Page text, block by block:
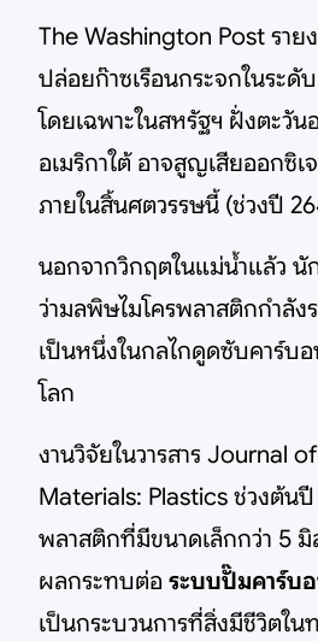
The Washington Post ราย
ปล่อยก๊าซเรือนกระจกในระ
โดยเฉพาะในสหรัฐฯ ฝั่งตะวั
อเมริกาใต้ อาจสูญเสียออกซิ
ภายในสิ้นศตวรรษนี้ (ช่วงปี
นอกจากวิกฤตในแม่น้ำแล้ว นั
ว่ามลพิษไมโครพลาสติกกำลั
เป็นหนึ่งในกลไกดูดซับคาร์บ
โลก
งานวิจัยในวารสาร Journal
Materials: Plastics ช่วงต้นปี
พลาสติกที่มีขนาดเล็กกว่า 5 มิ
ผลกระทบต่อ ระบบปั๊มคาร์บ
เป็นกระบวนการที่สิ่งมีชีวิตใน